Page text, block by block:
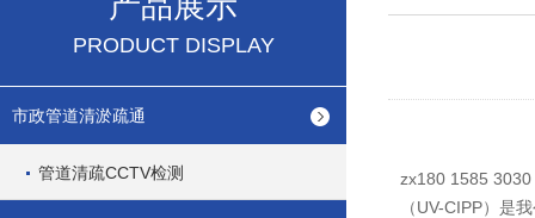
PRODUCT DISPLAY
市政管道清淤疏通
管道清疏CCTV检测
zx180 1585 3030
（UV-CIPP）是